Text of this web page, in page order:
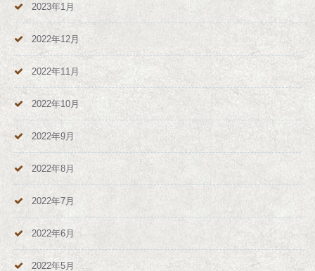
2023年1月
2022年12月
2022年11月
2022年10月
2022年9月
2022年8月
2022年7月
2022年6月
2022年5月